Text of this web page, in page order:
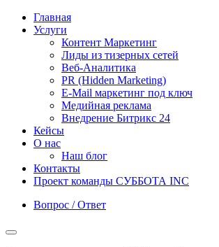
Главная
Услуги
Контент Маркетинг
Лиды из тизерных сетей
Веб-Аналитика
PR (Hidden Marketing)
E-Mail маркетинг под ключ
Медийная реклама
Внедрение Битрикс 24
Кейсы
О нас
Наш блог
Контакты
Проект команды СУББОТА INC
Вопрос / Ответ